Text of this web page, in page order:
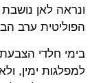
ונראה לאן
הפוליטית ערב
למפלגות ימין,